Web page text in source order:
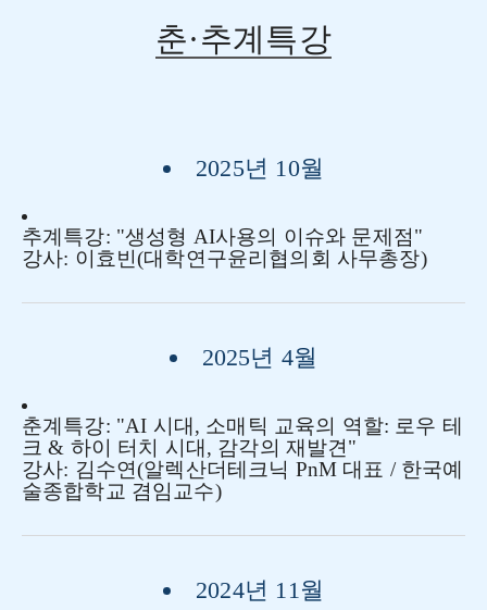
춘·추계특강
2025년 10월
추계특강: "생성형 AI사용의 이슈와 문제점"
강사: 이효빈(대학연구윤리협의회 사무총장)
2025년 4월
춘계특강: "AI 시대, 소매틱 교육의 역할: 로우 테
크 & 하이 터치 시대, 감각의 재발견 "
강사: 김수연(알렉산더테크닉 PnM 대표 / 한국예
술종합학교 겸임교수)
2024년 11월